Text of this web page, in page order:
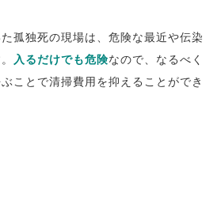
孤独死の現場は、危険な最近や伝染
入るだけでも危険なので、なるべく
ことで清掃費用を抑えることができ